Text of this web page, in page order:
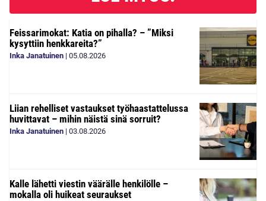
Feissarimokat: Katia on pihalla? – ”Miksi
kysyttiin henkkareita?”
Inka Janatuinen | 05.08.2026
Liian rehelliset vastaukset työhaastattelussa
huvittavat – mihin näistä sinä sorruit?
Inka Janatuinen | 03.08.2026
Kalle lähetti viestin väärälle henkilölle –
mokalla oli huikeat seuraukset